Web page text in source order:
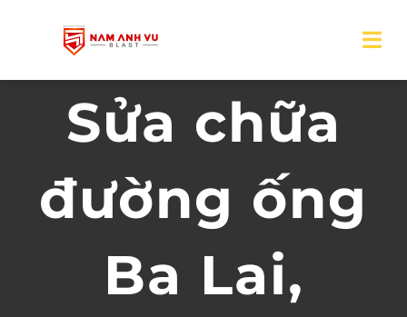
content
Trang chủ
Sản phẩm
Sửa chữa
đường ống
Ba Lai,